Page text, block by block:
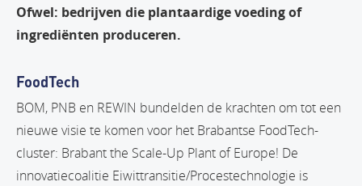
Ofwel: bedrijven die plantaardige voeding of
ingrediënten produceren.
FoodTech
BOM, PNB en REWIN bundelden de krachten om tot een
nieuwe visie te komen voor het Brabantse FoodTech-
cluster: Brabant the Scale-Up Plant of Europe! De
innovatiecoalitie Eiwittransitie/Procestechnologie is